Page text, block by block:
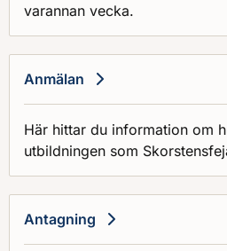
varannan vecka.
Anmälan
Här hittar du information om
utbildningen som
Antagning